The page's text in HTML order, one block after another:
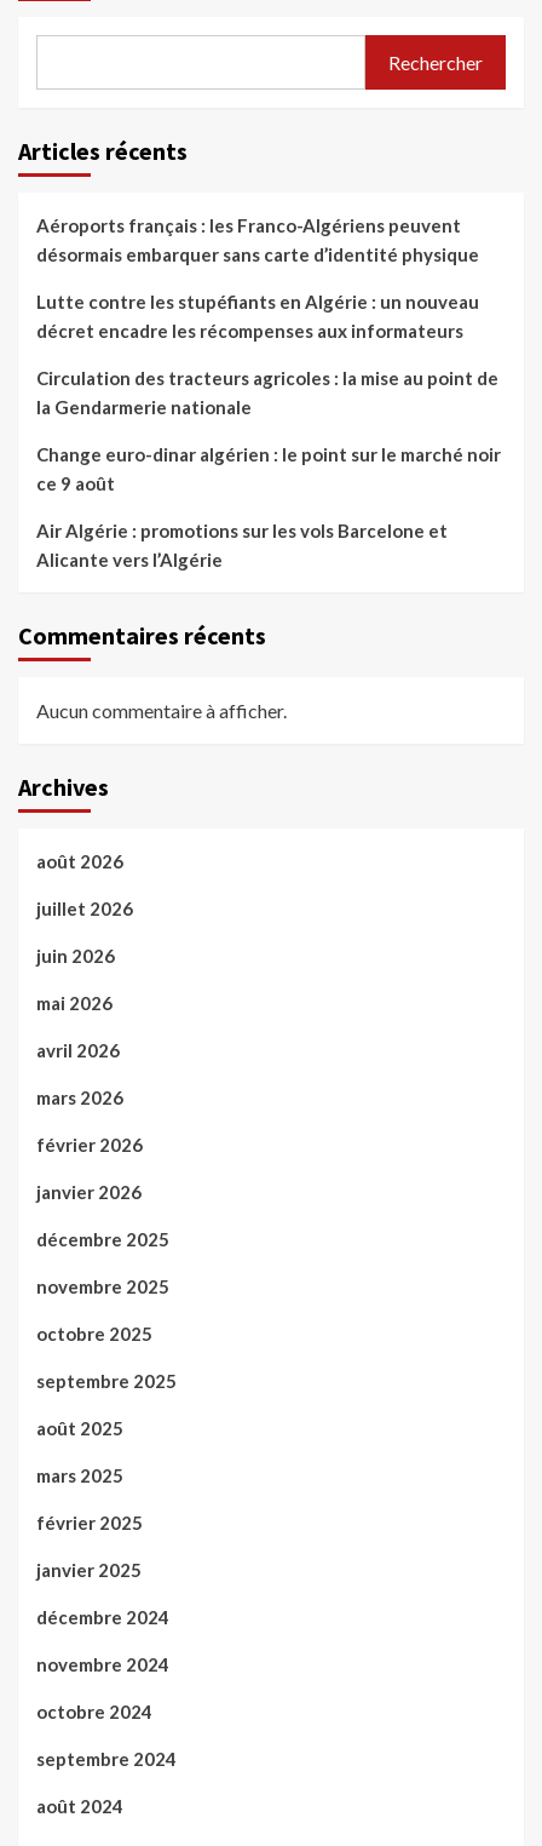
Rechercher
Articles récents
Aéroports français : les Franco-Algériens peuvent
désormais embarquer sans carte d’identité physique
Lutte contre les stupéfiants en Algérie : un nouveau
décret encadre les récompenses aux informateurs
Circulation des tracteurs agricoles : la mise au point de
la Gendarmerie nationale
Change euro-dinar algérien : le point sur le marché noir
ce 9 août
Air Algérie : promotions sur les vols Barcelone et
Alicante vers l’Algérie
Commentaires récents
Aucun commentaire à afficher.
Archives
août 2026
juillet 2026
juin 2026
mai 2026
avril 2026
mars 2026
février 2026
janvier 2026
décembre 2025
novembre 2025
octobre 2025
septembre 2025
août 2025
mars 2025
février 2025
janvier 2025
décembre 2024
novembre 2024
octobre 2024
septembre 2024
août 2024